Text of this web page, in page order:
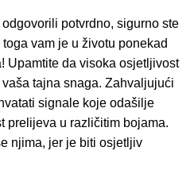
potvrdno, sigurno ste
vam je u životu ponekad
Upamtite da visoka osjetljivost
tajna snaga. Zahvaljujući
signale koje odašilje
prelijeva u različitim bojama.
njima, jer je biti osjetljiv